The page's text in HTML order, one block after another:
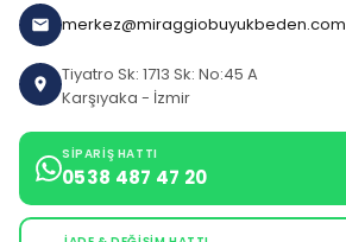
merkez@miraggiobuyukbeden.com
Tiyatro Sk: 1713 Sk: No:45 A
Karşıyaka - İzmir
SIPARIŞ HATTI
0538 487 47 20